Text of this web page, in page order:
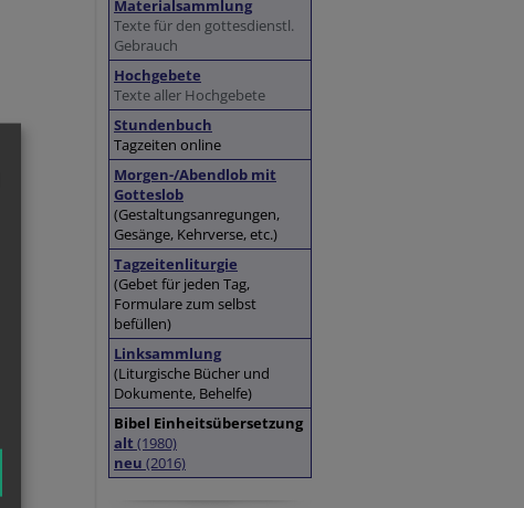
Materialsammlung
Texte für den gottesdienstl.
Gebrauch
Hochgebete
Texte aller Hochgebete
Stundenbuch
Tagzeiten online
Morgen-/Abendlob mit
Gotteslob
(Gestaltungsanregungen,
Gesänge, Kehrverse, etc.)
Tagzeitenliturgie
(Gebet für jeden Tag,
Formulare zum selbst
befüllen)
Linksammlung
(Liturgische Bücher und
Dokumente, Behelfe)
Bibel Einheitsübersetzung
alt (1980)
neu (2016)